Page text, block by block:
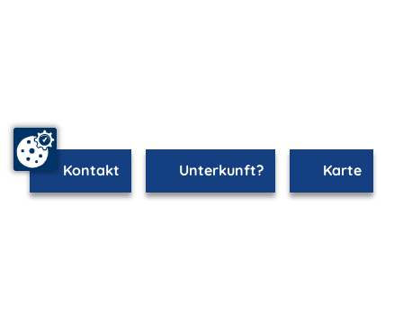
Kontakt Unterkunft? Karte